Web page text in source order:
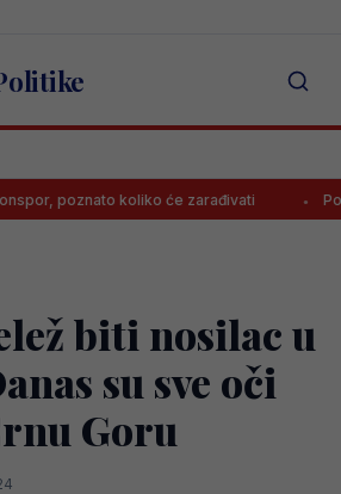
koliko će zarađivati Poznato
biti nosilac u
su sve oči
Goru